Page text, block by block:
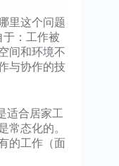
里这个问题
于：工作被
间和环境不
与协作的技
适合居家工
常态化的。
的工作（面